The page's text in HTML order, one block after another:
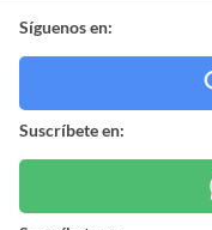
Síguenos en:
Suscríbete en: